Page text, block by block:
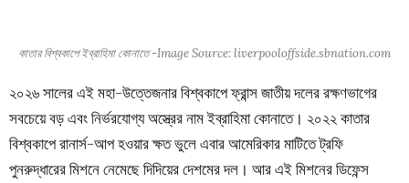
কাতার বিশ্বকাপে ইব্রাহিমা কোনাতে -Image Source: liverpooloffside.sbnation.com
২০২৬ সালের এই মহা-উত্তেজনার বিশ্বকাপে ফ্রান্স জাতীয় দলের রক্ষণভাগের
সবচেয়ে বড় এবং নির্ভরযোগ্য অস্ত্রের নাম ইব্রাহিমা কোনাতে। ২০২২ কাতার
বিশ্বকাপে রানার্স-আপ হওয়ার ক্ষত ভুলে এবার আমেরিকার মাটিতে ট্রফি
পুনরুদ্ধারের মিশনে নেমেছে দিদিয়ের দেশমের দল। আর এই মিশনের ডিফেন্স